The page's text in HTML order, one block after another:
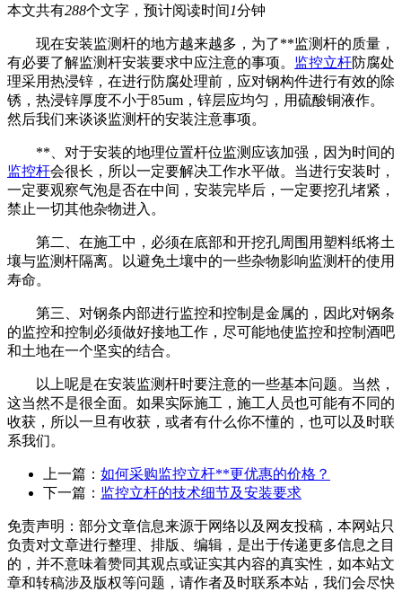
本文共有288个文字，预计阅读时间 1分钟
现在安装监测杆的地方越来越多，为了**监测杆的质量，
有必要了解监测杆安装要求中应注意的事项。 监控立杆防腐处
理采用热浸锌，在进行防腐处理前，应对钢构件进行有效的除
锈，热浸锌厚度不小于85um，锌层应均匀，用硫酸铜液作。
然后我们来谈谈监测杆的安装注意事项。
**、对于安装的地理位置杆位监测应该加强，因为时间的
监控杆会很长，所以一定要解决工作水平做。当进行安装时，
一定要观察气泡是否在中间，安装完毕后，一定要挖孔堵紧，
禁止一切其他杂物进入。
第二、在施工中，必须在底部和开挖孔周围用塑料纸将土
壤与监测杆隔离。以避免土壤中的一些杂物影响监测杆的使用
寿命。
第三、对钢条内部进行监控和控制是金属的，因此对钢条
的监控和控制必须做好接地工作，尽可能地使监控和控制酒吧
和土地在一个坚实的结合。
以上呢是在安装监测杆时要注意的一些基本问题。当然，
这当然不是很全面。如果实际施工，施工人员也可能有不同的
收获，所以一旦有收获，或者有什么你不懂的，也可以及时联
系我们。
上一篇： 如何采购监控立杆**更优惠的价格？
下一篇： 监控立杆的技术细节及安装要求
免责声明：部分文章信息来源于网络以及网友投稿，本网站只
负责对文章进行整理、排版、编辑，是出于传递更多信息之目
的，并不意味着赞同其观点或证实其内容的真实性，如本站文
章和转稿涉及版权等问题，请作者及时联系本站，我们会尽快